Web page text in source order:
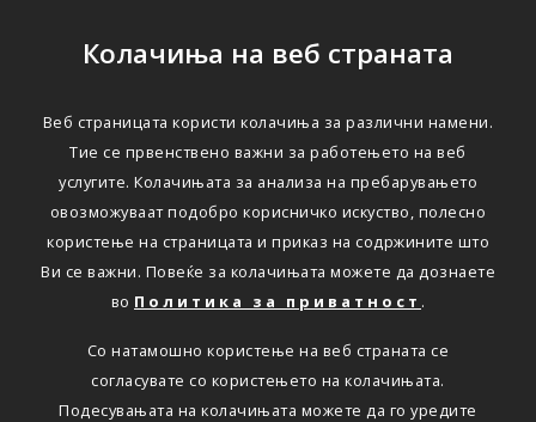
Колачиња на веб страната
Веб страницата користи колачиња за различни намени.
Тие се првенствено важни за работењето на веб
услугите. Колачињата за анализа на пребарувањето
овозможуваат подобро корисничко искуство, полесно
користење на страницата и приказ на содржините што
Ви се важни. Повеќе за колачињата можете да дознаете
во Политика за приватност .
Со натамошно користење на веб страната се
согласувате со користењето на колачињата.
Подесувањата на колачињата можете да го уредите